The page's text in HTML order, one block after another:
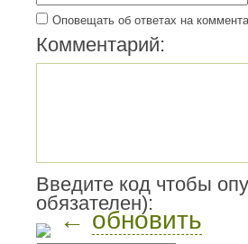
Оповещать об ответах на
Комментарий:
Введите код чтобы
обязателен):
← обновить